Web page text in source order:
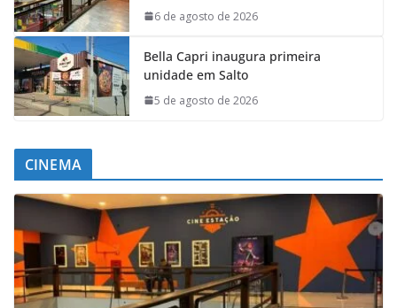
6 de agosto de 2026
Bella Capri inaugura primeira
unidade em Salto
5 de agosto de 2026
CINEMA